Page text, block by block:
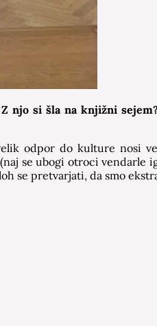
si šla na knjižni
odpor do kulture nosi
se ubogi otroci
se pretvarjati, da smo